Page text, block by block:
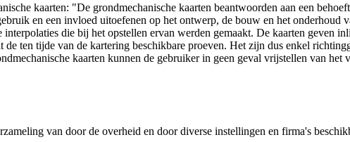
kaarten: "De grondmechanische kaarten beantwoorden aan een
en een invloed uitoefenen op het ontwerp, de bouw en het onderhoud
die bij het opstellen ervan werden gemaakt. De kaarten geven
ten tijde van de kartering beschikbare proeven. Het zijn dus enkel
kaarten kunnen de gebruiker in geen geval vrijstellen van
van door de overheid en door diverse instellingen en firma's